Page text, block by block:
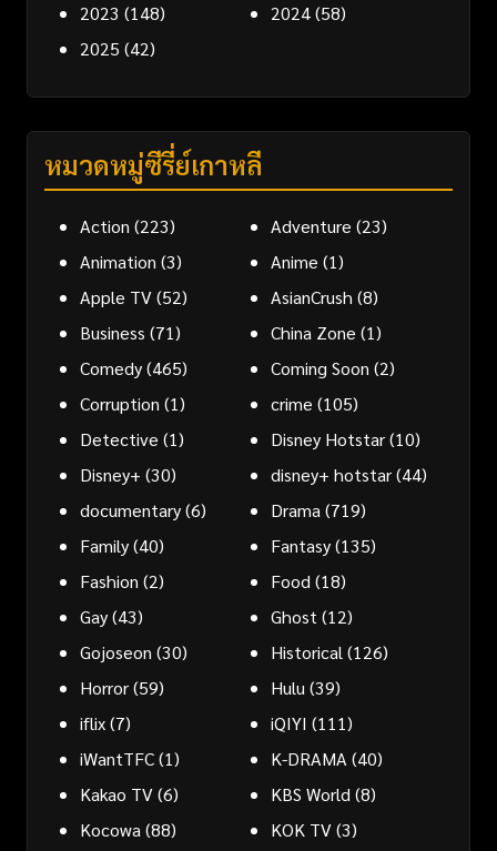
2023 (148) 2024(58)
2025 (42)
หมวดหมู่ซีรี่ย์เกาหลี
Action (223) Adventure (23)
Animation (3) Anime (1)
Apple TV(52) AsianCrush (8)
Business (71) China Zone (1)
Comedy(465) Coming Soon (2)
Corruption (1) crime (105)
Detective (1) Disney Hotstar(10)
Disney+ (30) disney+ hotstar(44)
documentary(6) Drama (719)
Family(40) Fantasy(135)
Fashion (2) Food (18)
Gay(43) Ghost (12)
Gojoseon (30) Historical (126)
Horror(59) Hulu (39)
iflix(7) iQIYI (111)
iWantTFC(1) K-DRAMA (40)
Kakao TV(6) KBS World (8)
Kocowa (88) KOK TV(3)